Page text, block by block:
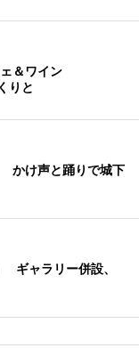
＆ワイン
りと
かけ声と踊りで城下
ャラリー併設、